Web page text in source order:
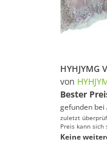
von
Bester
gefunden bei
zuletzt
Preis kann
Keine